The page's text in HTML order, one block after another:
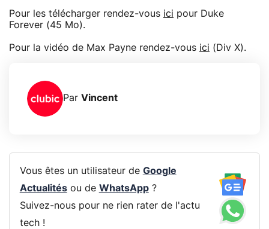
Pour les télécharger rendez-vous ici pour Duke
Forever (45 Mo).
Pour la vidéo de Max Payne rendez-vous ici (Div X).
Par Vincent
Vous êtes un utilisateur de Google
Actualitésou de WhatsApp?
Suivez-nous pour ne rien rater de l'actu
tech !